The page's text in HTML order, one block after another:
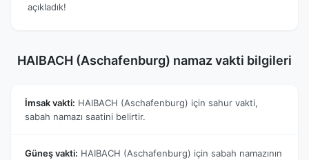
açıkladık!
HAIBACH (Aschafenburg) namaz vakti bilgileri
İmsak vakti: HAIBACH (Aschafenburg) için sahur vakti,
sabah namazı saatini belirtir.
Güneş vakti: HAIBACH (Aschafenburg) için sabah namazının